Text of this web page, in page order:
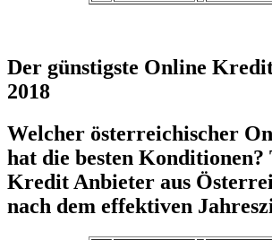
Der günstigste Online
2018
Welcher österreichischer
hat die besten Konditionen?
Kredit Anbieter aus
nach dem effektiven